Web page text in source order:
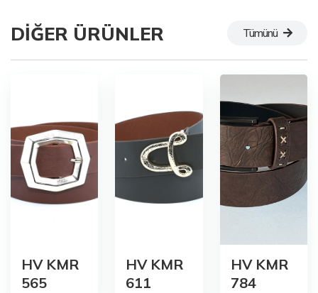
DIĞER ÜRÜNLER Tümünü
HV KMR
565
HV KMR
611
HV KMR
784